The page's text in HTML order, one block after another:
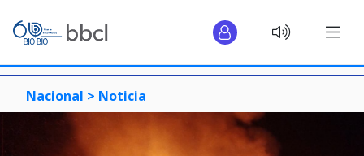
Nacional > Noticia